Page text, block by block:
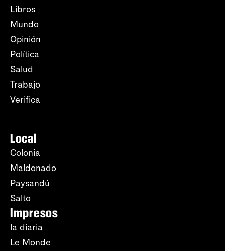
Libros
Mundo
Opinión
Política
Salud
Trabajo
Verifica
Local
Colonia
Maldonado
Paysandú
Salto
Impresos
la diaria
Le Monde